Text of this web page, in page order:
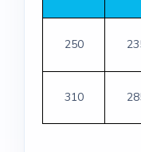
250
310